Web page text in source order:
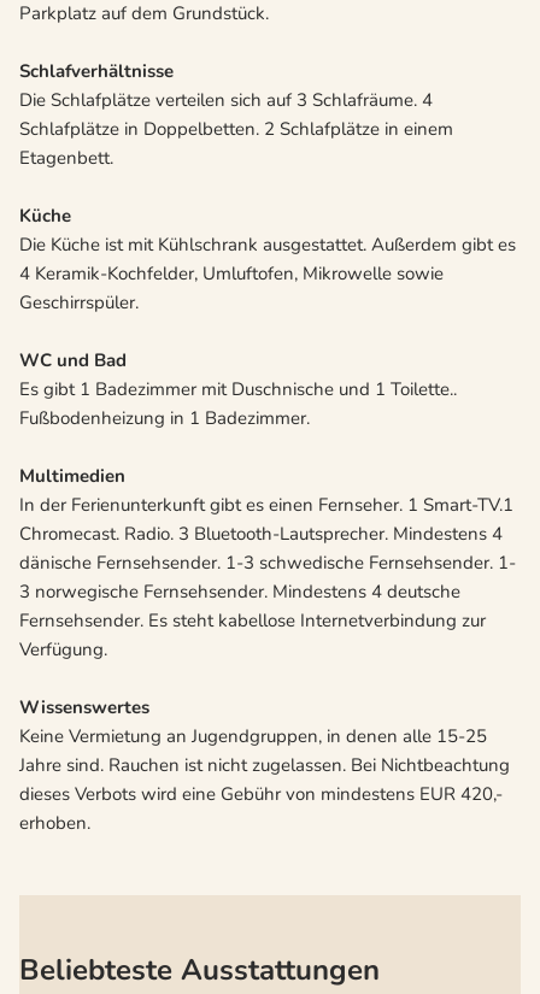
Parkplatz auf dem Grundstück.
Schlafverhältnisse
Die Schlafplätze verteilen sich auf 3 Schlafräume. 4
Schlafplätze in Doppelbetten. 2 Schlafplätze in einem
Etagenbett.
Küche
Die Küche ist mit Kühlschrank ausgestattet. Außerdem gibt es
4 Keramik-Kochfelder, Umluftofen, Mikrowelle sowie
Geschirrspüler.
WC und Bad
Es gibt 1 Badezimmer mit Duschnische und 1 Toilette..
Fußbodenheizung in 1 Badezimmer.
Multimedien
In der Ferienunterkunft gibt es einen Fernseher. 1 Smart-TV.1
Chromecast. Radio. 3 Bluetooth-Lautsprecher. Mindestens 4
dänische Fernsehsender. 1-3 schwedische Fernsehsender. 1-
3 norwegische Fernsehsender. Mindestens 4 deutsche
Fernsehsender. Es steht kabellose Internetverbindung zur
Verfügung.
Wissenswertes
Keine Vermietung an Jugendgruppen, in denen alle 15-25
Jahre sind. Rauchen ist nicht zugelassen. Bei Nichtbeachtung
dieses Verbots wird eine Gebühr von mindestens EUR 420,-
erhoben.
Beliebteste Ausstattungen